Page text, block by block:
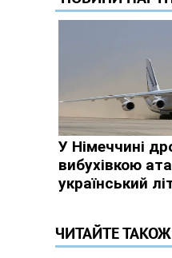
ЧИТАЙТЕ ТАКОЖ